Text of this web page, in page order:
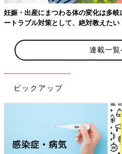
お産を迎えた時に、お産の始まり方
それぞれなので、いろんなパターン
きましょう。破水した場合は、羊水
れたナプキンやショーツは産院に持
集部）
監修／小川クリニック 院長 小川
医長を経て、1995年より現職。セ
ト協会会員、日本不妊学会会員。
小川クリニック
参考文献：たまひよブックス「いつ
妊娠・出産にまつわる体の変化は多
ートラブル対策として、絶対教えた
連載一覧
ピックアップ